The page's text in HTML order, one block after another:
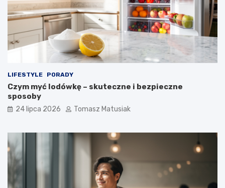
LIFESTYLE PORADY
Czym myć lodówkę – skuteczne i bezpieczne
sposoby
24 lipca 2026 Tomasz Matusiak